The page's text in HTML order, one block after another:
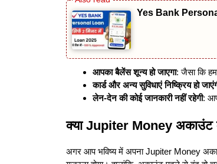
Yes Bank Personal
आपका बैलेंस शून्य हो जाएगा: जैसा कि
कार्ड और अन्य सुविधाएं निष्क्रिय हो
लेन-देन की कोई जानकारी नहीं रहेगी:
क्या Jupiter Money अकाउंट
अगर आप भविष्य में अपना Jupiter Money